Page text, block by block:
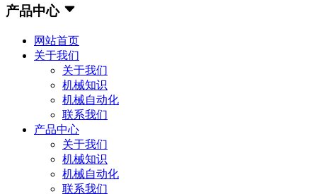
产品中心
网站首页
关于我们
关于我们
机械知识
机械自动化
联系我们
产品中心
关于我们
机械知识
机械自动化
联系我们